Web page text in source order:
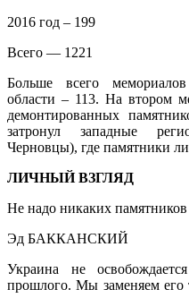
2016 год – 199
Всего — 1221
Больше всего
области – 113. На втором
демонтированных
затронул западные
Черновцы), где памятники
ЛИЧНЫЙ ВЗГЛЯД
Не надо никаких памятников
Эд БАККАНСКИЙ
Украина не
прошлого. Мы заменяем